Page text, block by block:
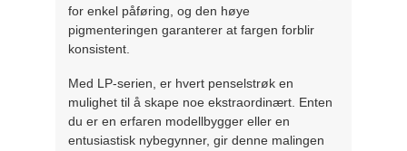
for enkel påføring, og den høye
pigmenteringen garanterer at fargen forblir
konsistent.
Med LP-serien, er hvert penselstrøk en
mulighet til å skape noe ekstraordinært. Enten
du er en erfaren modellbygger eller en
entusiastisk nybegynner, gir denne malingen